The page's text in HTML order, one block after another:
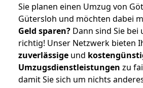
Sie planen einen Umzug von
Gütersloh und möchten dabei
Geld sparen? Dann sind Sie bei
richtig! Unser Netzwerk bieten
zuverlässige und
Umzugsdienstleistungen zu
damit Sie sich um nichts